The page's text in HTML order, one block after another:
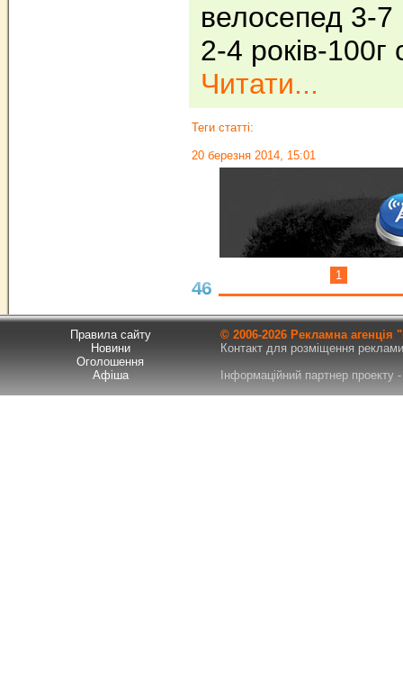
велосепед 3-7
2-4 років-
Читати...
Теги статті:
20 березня 2014, 15:01
46
1
Правила сайту
Новини
Оголошення
Афіша
© 2006-2026 Рекламна
Контакт для розміщення
Інформаційний партнер проекту